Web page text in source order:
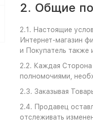
2. Общие
2.1. Настоящие
Интернет-магазин
и Покупатель
2.2. Каждая Сторона
полномочиями,
2.3. Заказывая
2.4. Продавец
отслеживать